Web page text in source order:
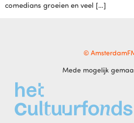
comedians groeien en veel […]
©
Mede mogelijk